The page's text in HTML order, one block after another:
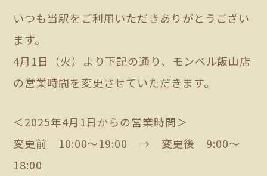
いつも当駅をご利用いただきありがとうござい
ます。
4月1日（火）より下記の通り、モンベル飯山店
の営業時間を変更させていただきます。
＜2025年4月1日からの営業時間＞
変更前 10:00～19:00 → 変更後 9:00～
18:00